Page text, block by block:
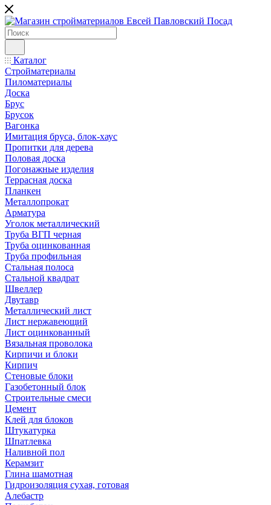
Каталог
Стройматериалы
Пиломатериалы
Доска
Брус
Брусок
Вагонка
Имитация бруса, блок-хаус
Пропитки для дерева
Половая доска
Погонажные изделия
Террасная доска
Планкен
Металлопрокат
Арматура
Уголок металлический
Труба ВГП черная
Труба оцинкованная
Труба профильная
Стальная полоса
Стальной квадрат
Швеллер
Двутавр
Металлический лист
Лист нержавеющий
Лист оцинкованный
Вязальная проволока
Кирпичи и блоки
Кирпич
Стеновые блоки
Газобетонный блок
Строительные смеси
Цемент
Клей для блоков
Штукатурка
Шпатлевка
Наливной пол
Керамзит
Глина шамотная
Гидроизоляция сухая, готовая
Алебастр